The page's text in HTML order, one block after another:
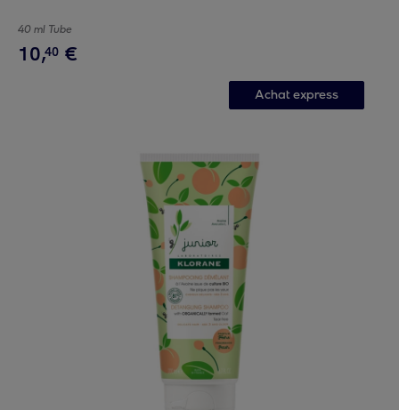
40 ml Tube
10,40 €
Achat express